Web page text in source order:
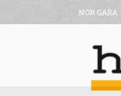
NOR GARA